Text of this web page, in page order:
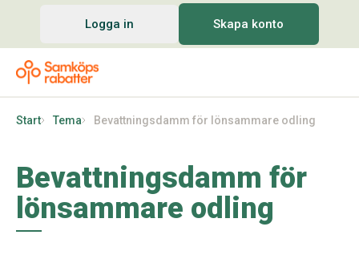
Logga in Skapa konto
Start Tema Bevattningsdamm för lönsammare odling
Bevattningsdamm för
lönsammare odling